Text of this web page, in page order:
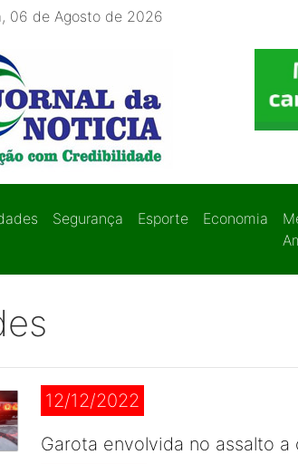
06 de Agosto de 2026
Segurança Esporte Economia
12/12/2022
Garota envolvida no assalto